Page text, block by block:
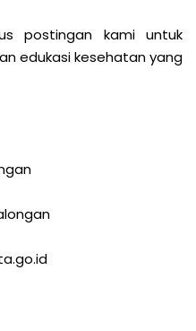
postingan kami untuk
edukasi kesehatan yang